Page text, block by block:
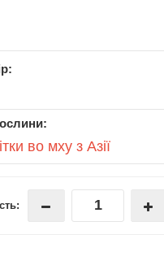
во мху з Азії